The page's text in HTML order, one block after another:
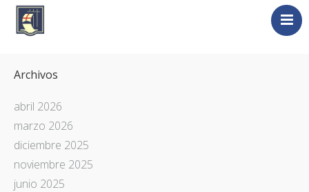
Liguri nel Mondo
Universidad de Génova
Novedades
Archivos
abril 2026
marzo 2026
diciembre 2025
noviembre 2025
junio 2025